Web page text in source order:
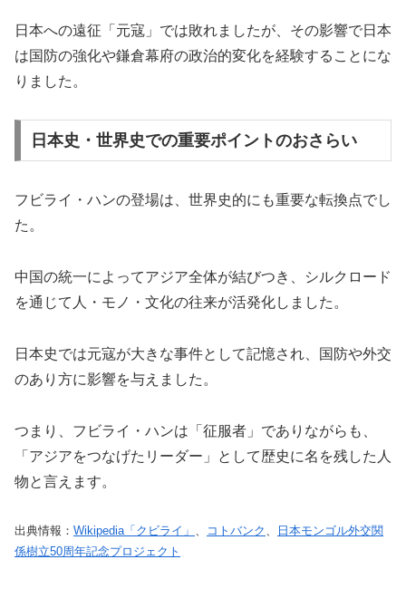
日本への遠征「元寇」では敗れましたが、その影響で日本
は国防の強化や鎌倉幕府の政治的変化を経験することにな
りました。
日本史・世界史での重要ポイントのおさらい
フビライ・ハンの登場は、世界史的にも重要な転換点でし
た。
中国の統一によってアジア全体が結びつき、シルクロード
を通じて人・モノ・文化の往来が活発化しました。
日本史では元寇が大きな事件として記憶され、国防や外交
のあり方に影響を与えました。
つまり、フビライ・ハンは「征服者」でありながらも、
「アジアをつなげたリーダー」として歴史に名を残した人
物と言えます。
出典情報： Wikipedia「クビライ」 、 コトバンク 、
日本モンゴル外交関
係樹立50周年記念プロジェクト